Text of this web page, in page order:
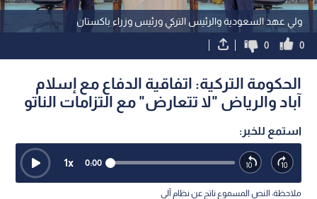
ولي عهد السعودية والرئيس التركي ورئيس وزراء باكستان
0
0
الحكومة التركية: اتفاقية الدفاع مع إسلام
آباد والرياض "لا تتعارض" مع التزامات الناتو
استمع للخبر:
0:00
1x
ملاحظة: النص المسموع ناتج عن نظام آلي